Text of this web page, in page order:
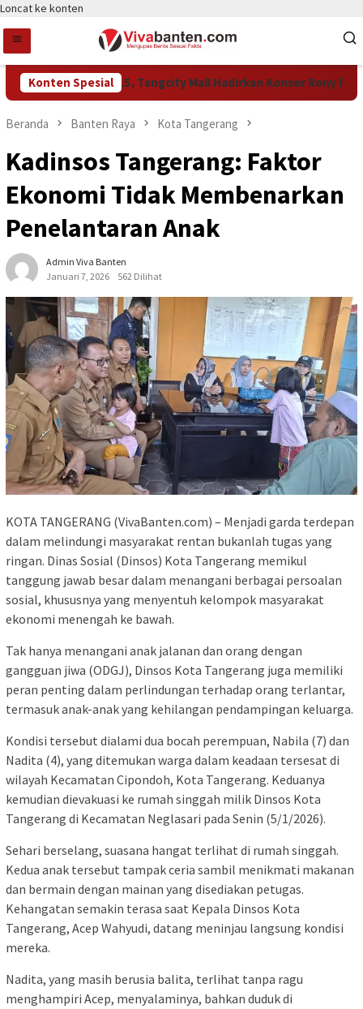
Loncat ke konten
Konten Spesial
HUT Ke-15, Tangcity Mall Hadirkan Konser Rony Parulian
Beranda Banten Raya Kota Tangerang
Kadinsos Tangerang: Faktor
Ekonomi Tidak Membenarkan
Penelantaran Anak
Admin Viva Banten
Januari 7, 2026
562 Dilihat
KOTA TANGERANG (VivaBanten.com) – Menjadi garda terdepan
dalam melindungi masyarakat rentan bukanlah tugas yang
ringan. Dinas Sosial (Dinsos) Kota Tangerang memikul
tanggung jawab besar dalam menangani berbagai persoalan
sosial, khususnya yang menyentuh kelompok masyarakat
ekonomi menengah ke bawah.
Tak hanya menangani anak jalanan dan orang dengan
gangguan jiwa (ODGJ), Dinsos Kota Tangerang juga memiliki
peran penting dalam perlindungan terhadap orang terlantar,
termasuk anak-anak yang kehilangan pendampingan keluarga.
Kondisi tersebut dialami dua bocah perempuan, Nabila (7) dan
Nadita (4), yang ditemukan warga dalam keadaan tersesat di
wilayah Kecamatan Cipondoh, Kota Tangerang. Keduanya
kemudian dievakuasi ke rumah singgah milik Dinsos Kota
Tangerang di Kecamatan Neglasari pada Senin (5/1/2026).
Sehari berselang, suasana hangat terlihat di rumah singgah.
Kedua anak tersebut tampak ceria sambil menikmati makanan
dan bermain dengan mainan yang disediakan petugas.
Kehangatan semakin terasa saat Kepala Dinsos Kota
Tangerang, Acep Wahyudi, datang meninjau langsung kondisi
mereka.
Nadita, yang masih berusia balita, terlihat tanpa ragu
menghampiri Acep, menyalaminya, bahkan duduk di